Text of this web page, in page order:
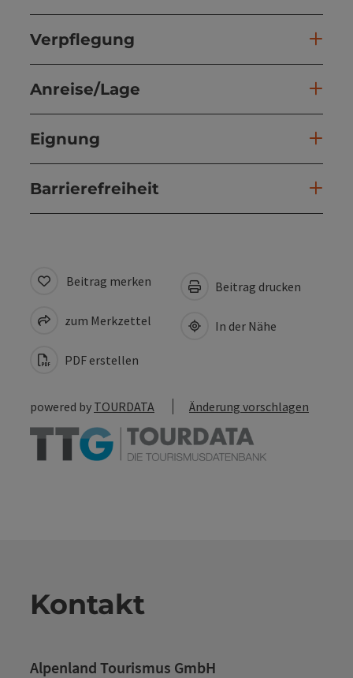
Verpflegung
Anreise/Lage
Eignung
Barrierefreiheit
Beitrag merken
zum Merkzettel
PDF erstellen
Beitrag drucken
In der Nähe
powered by TOURDATA Änderung vorschlagen
Kontakt
Alpenland Tourismus GmbH